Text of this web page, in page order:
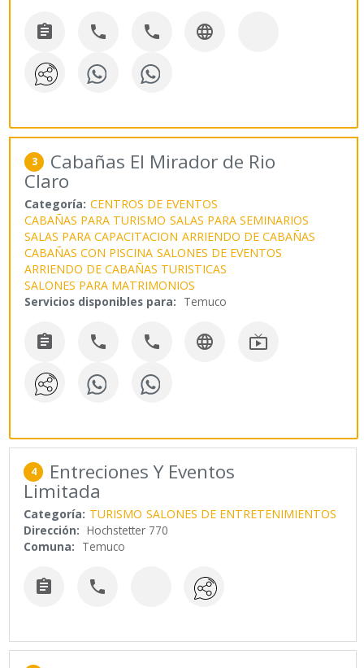
   
3 Cabañas El Mirador de Rio
Claro
Categoría: CENTROS DE EVENTOS
CABAÑAS PARA TURISMO SALAS PARA SEMINARIOS
SALAS PARA CAPACITACION ARRIENDO DE CABAÑAS
CABAÑAS CON PISCINA SALONES DE EVENTOS
ARRIENDO DE CABAÑAS TURISTICAS
SALONES PARA MATRIMONIOS
Servicios disponibles para: Temuco
    
4 Entreciones Y Eventos
Limitada
Categoría: TURISMO SALONES DE ENTRETENIMIENTOS
Dirección: Hochstetter 770
Comuna: Temuco
 